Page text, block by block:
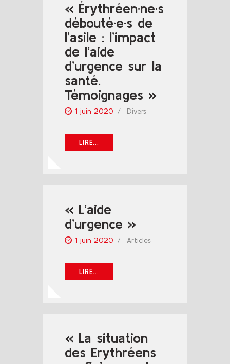
« Érythréen·ne·s
débouté·e·s de
l’asile : l’impact
de l’aide
d’urgence sur la
santé.
Témoignages »
1 juin 2020 Divers
LIRE...
« L’aide
d’urgence »
1 juin 2020 Articles
LIRE...
« La situation
des Erythréens